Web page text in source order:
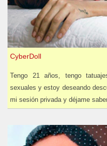
CyberDoll
Tengo 21 años, tengo
sexuales y estoy deseando
mi sesión privada y déjame